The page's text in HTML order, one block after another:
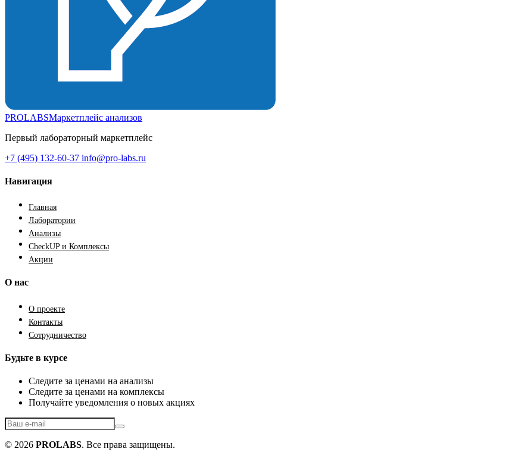
PROLABSМаркетплейс анализов
Первый лабораторный маркетплейс
+7 (495) 132-60-37 info@pro-labs.ru
Навигация
Главная
Лаборатории
Анализы
CheckUP и Комплексы
Акции
О нас
О проекте
Контакты
Сотрудничество
Будьте в курсе
Следите за ценами на анализы
Следите за ценами на комплексы
Получайте уведомления о новых акциях
© 2026 PROLABS. Все права защищены.